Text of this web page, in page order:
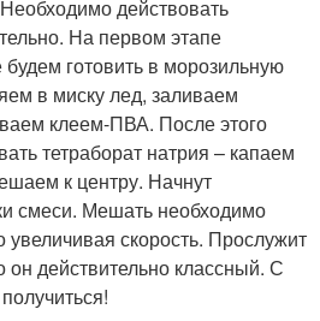
действовать
На первом этапе
готовить в морозильную
в миску лед, заливаем
клеем-ПВА. После этого
тетраборат натрия – капаем
к центру. Начнут
смеси. Мешать необходимо
скорость. Прослужит
он действительно классный. С